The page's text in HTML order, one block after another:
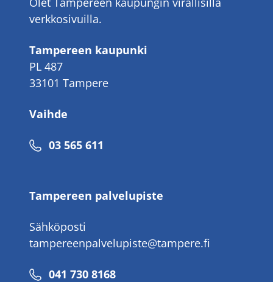
verkkosivuilla.
Tampereen kaupunki
PL 487
33101 Tampere
Vaihde
Puhelinnumero
03 565 611
Tampereen palvelupiste
Sähköposti
tampereenpalvelupiste@tampere.fi
Puhelinnumero
041 730 8168